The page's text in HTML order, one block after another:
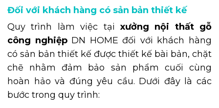
Đối với khách hàng có sản bản thiết kế
Quy trình làm việc tại xưởng nội thất gỗ
công nghiệpDN HOME đối với khách hàng
có sản bản thiết kế được thiết kế bài bản, chặt
chẽ nhằm đảm bảo sản phẩm cuối cùng
hoàn hảo và đúng yêu cầu. Dưới đây là các
bước trong quy trình: